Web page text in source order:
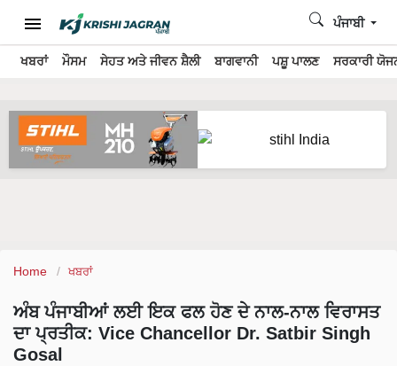
ਖਬਰਾਂ ਮੌਸਮ ਸੇਹਤ ਅਤੇ ਜੀਵਨ ਸ਼ੈਲੀ ਬਾਗਵਾਨੀ ਪਸ਼ੂ ਪਾਲਣ ਸਰਕਾਰੀ
ਪੰਜਾਬੀ
Home ਖਬਰਾਂ
ਅੰਬ ਪੰਜਾਬੀਆਂ ਲਈ ਇਕ ਫਲ ਹੋਣ ਦੇ ਨਾਲ-ਨਾਲ ਵਿਰਾਸਤ
ਦਾ ਪ੍ਰਤੀਕ: Vice Chancellor Dr. Satbir Singh
Gosal